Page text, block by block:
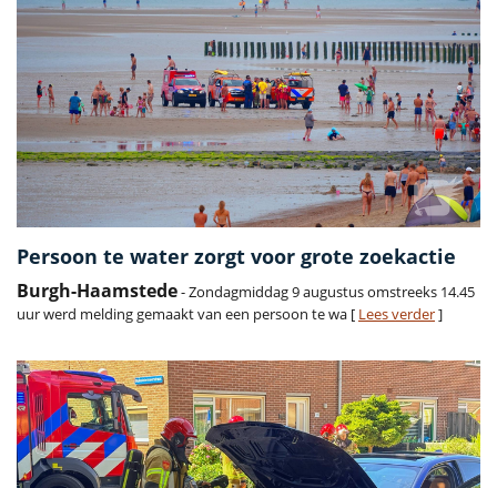
Persoon te water zorgt voor grote zoekactie
Burgh-Haamstede- Zondagmiddag 9 augustus omstreeks 14.45
uur werd melding gemaakt van een persoon te wa [ Lees verder]